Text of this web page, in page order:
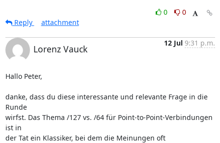
0
0
Reply
attachment
Lorenz Vauck
12 Jul 9:31 p.m.
Hallo Peter,
danke, dass du diese interessante und relevante Frage in die
Runde
wirfst. Das Thema /127 vs. /64 für Point-to-Point-Verbindungen
ist in
der Tat ein Klassiker, bei dem die Meinungen oft